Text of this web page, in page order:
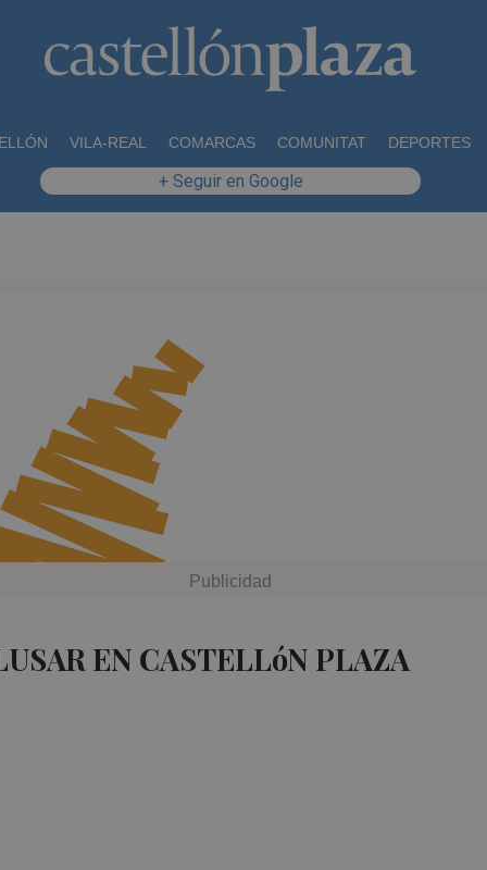
VILA-REAL COMARCAS COMUNITAT DEPORTES
+ Seguir en Google
EN CASTELLóN PLAZA